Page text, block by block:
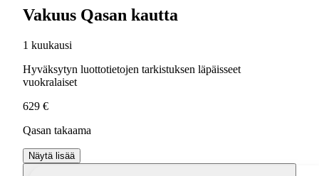
Vakuus Qasan kautta
1 kuukausi
Hyväksytyn luottotietojen tarkistuksen läpäisseet
vuokralaiset
629 €
Qasan takaama
Näytä lisää